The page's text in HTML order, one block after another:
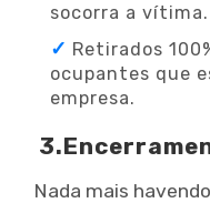
socorra a vítima.
Retirados
ocupantes que
empresa.
Nada mais